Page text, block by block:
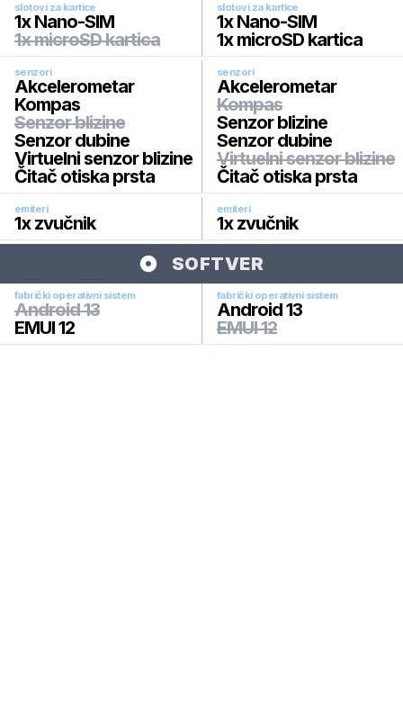
slotovi za kartice
1x Nano-SIM
1x microSD kartica
slotovi za kartice
1x Nano-SIM
1x microSD kartica
senzori
Akcelerometar
Kompas
Senzor blizine
Senzor dubine
Virtuelni senzor blizine
Čitač otiska prsta
senzori
Akcelerometar
Kompas
Senzor blizine
Senzor dubine
Virtuelni senzor blizine
Čitač otiska prsta
emiteri
1x zvučnik
emiteri
1x zvučnik
SOFTVER
fabrički operativni sistem
Android 13
EMUI 12
fabrički operativni sistem
Android 13
EMUI 12